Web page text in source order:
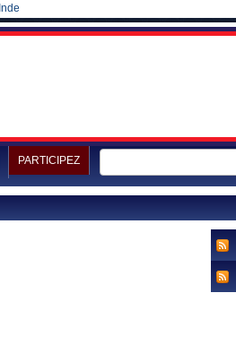
Inde
PARTICIPEZ